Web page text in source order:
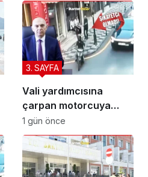
Vali yardımcısına
çarpan motorcuya
ceza yağdı
3. SAYFA
1 gün önce